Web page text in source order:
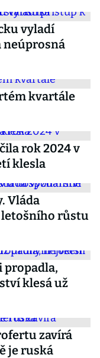
vyladí
neúprosná
kvartále
rok 2024 v
klesla
Vláda
letošního růstu
propadla,
klesá už
zavírá
je ruská